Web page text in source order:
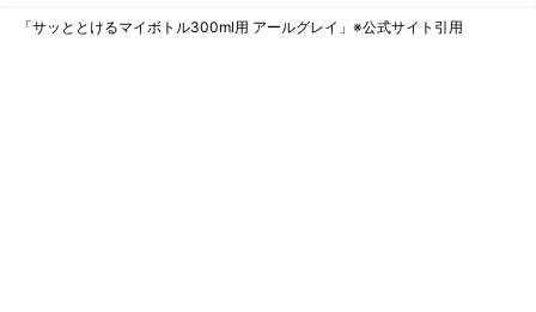
「サッととけるマイボトル300ml用 アールグレイ」※公式サイト引用